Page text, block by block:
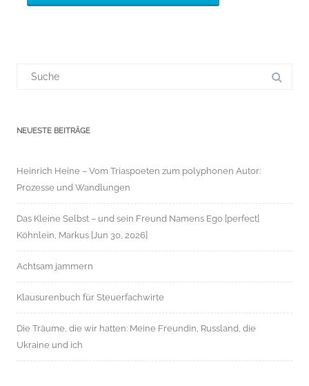
NEUESTE BEITRÄGE
Heinrich Heine – Vom Triaspoeten zum polyphonen Autor:
Prozesse und Wandlungen
Das Kleine Selbst – und sein Freund Namens Ego [perfect]
Köhnlein, Markus [Jun 30, 2026]
Achtsam jammern
Klausurenbuch für Steuerfachwirte
Die Träume, die wir hatten: Meine Freundin, Russland, die
Ukraine und ich